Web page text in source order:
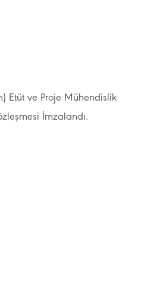
Etüt ve Proje Mühendislik
İmzalandı.